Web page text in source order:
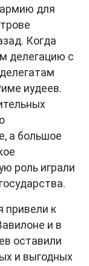
для
Когда
делегацию с
иудеев.
а большое
роль играли
привели к
и в
оставили
и выгодных